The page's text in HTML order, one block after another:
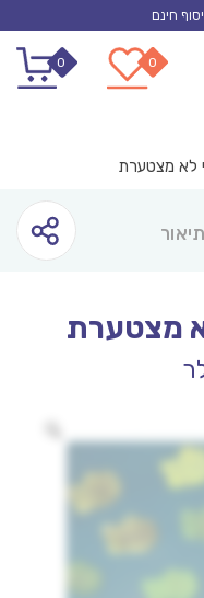
0
0
לא מצטערת
תיאור
מצטערת